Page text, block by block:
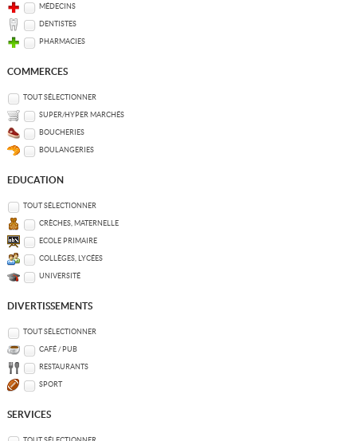
MÉDECINS
DENTISTES
PHARMACIES
COMMERCES
TOUT SÉLECTIONNER
SUPER/HYPER MARCHÉS
BOUCHERIES
BOULANGERIES
EDUCATION
TOUT SÉLECTIONNER
CRÈCHES, MATERNELLE
ECOLE PRIMAIRE
COLLÈGES, LYCÉES
UNIVERSITÉ
DIVERTISSEMENTS
TOUT SÉLECTIONNER
CAFÉ / PUB
RESTAURANTS
SPORT
SERVICES